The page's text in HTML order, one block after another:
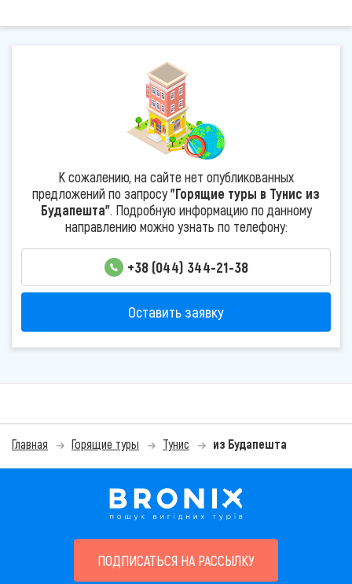
К сожалению, на сайте нет опубликованных
предложений по запросу"Горящие туры в Тунис из
Будапешта". Подробную информацию по данному
направлению можно узнать по телефону:
+38 (044) 344-21-38
Оставить заявку
Главная Горящие туры Тунис из Будапешта
ПОДПИСАТЬСЯ НА РАССЫЛКУ